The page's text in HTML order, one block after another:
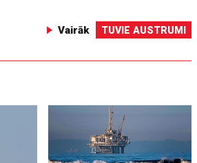
Vairāk TUVIE AUSTRUMI